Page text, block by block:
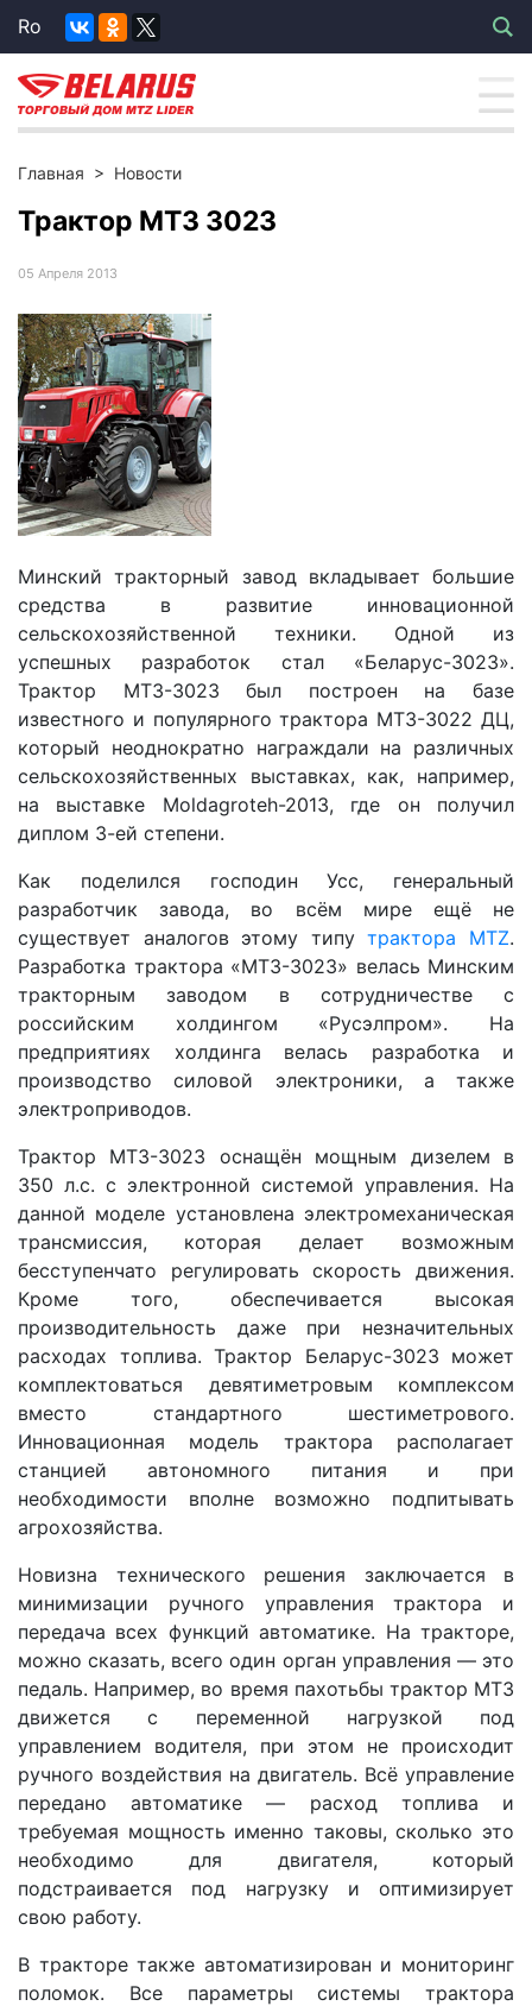
Ro
Главная > Новости
Трактор МТЗ 3023
05 Апреля 2013
Минский тракторный завод вкладывает большие
средства в развитие инновационной
сельскохозяйственной техники. Одной из
успешных разработок стал «Беларус-3023».
Трактор МТЗ-3023 был построен на базе
известного и популярного трактора МТЗ-3022 ДЦ,
который неоднократно награждали на различных
сельскохозяйственных выставках, как, например,
на выставке Moldagroteh-2013, где он получил
диплом 3-ей степени.
Как поделился господин Усс, генеральный
разработчик завода, во всём мире ещё не
существует аналогов этому типутрактора MTZ.
Разработка трактора «МТЗ-3023» велась Минским
тракторным заводом в сотрудничестве с
российским холдингом «Русэлпром». На
предприятиях холдинга велась разработка и
производство силовой электроники, а также
электроприводов.
Трактор МТЗ-3023 оснащён мощным дизелем в
350 л.с. с электронной системой управления. На
данной моделе установлена электромеханическая
трансмиссия, которая делает возможным
бесступенчато регулировать скорость движения.
Кроме того, обеспечивается высокая
производительность даже при незначительных
расходах топлива. Трактор Беларус-3023 может
комплектоваться девятиметровым комплексом
вместо стандартного шестиметрового.
Инновационная модель трактора располагает
станцией автономного питания и при
необходимости вполне возможно подпитывать
агрохозяйства.
Новизна технического решения заключается в
минимизации ручного управления трактора и
передача всех функций автоматике. На тракторе,
можно сказать, всего один орган управления — это
педаль. Например, во время пахотьбы трактор МТЗ
движется с переменной нагрузкой под
управлением водителя, при этом не происходит
ручного воздействия на двигатель. Всё управление
передано автоматике — расход топлива и
требуемая мощность именно таковы, сколько это
необходимо для двигателя, который
подстраивается под нагрузку и оптимизирует
свою работу.
В тракторе также автоматизирован и мониторинг
поломок. Все параметры системы трактора